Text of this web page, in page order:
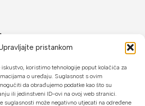
pristankom
koristimo tehnologije poput kolačića za
o uređaju. Suglasnost s ovim
da obrađujemo podatke kao što su
ili jedinstveni ID-ovi na ovoj web stranici.
suglasnosti može negativno utjecati na određene
platiti:
jednokratno ili do 24 rate